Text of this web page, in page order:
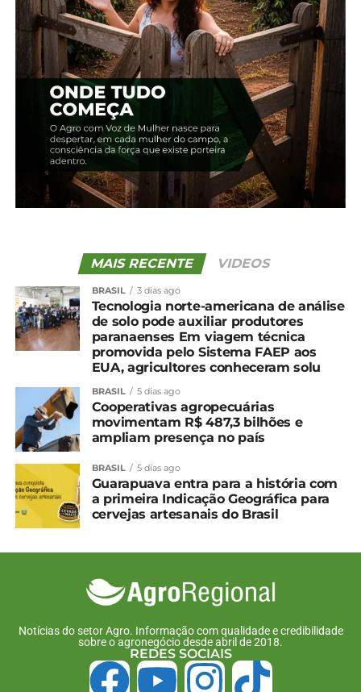
franceses, italianos e poloneses. Hoje, é a segunda
maior cidade da região Centro-Sul e Centro-Oeste
do Paraná, ocupando o 5º lugar em extensão
territorial no estado.
A riqueza hídrica e a formação do relevo
acidentado são fatores responsáveis pela grande
concentração de cachoeiras e saltos no município.
Prudentópolis é cortada por importantes rios,
como o São Francisco, dos Patos, Ivaí, São
Sebastião, São João e Barra Grande, que
Compartilhe isso:
Facebook 18+
Relacionado
Arcanjo, em
Prudentópolis, é o novo
roteiro religioso do
Paraná
Em "Prudentópolis"
Caminho de São Miguel
Arcanjo com 16 igrejas
ucranianas
12 de novembro, 2024
Paraná tem belezas
naturais que encantam
8 de agosto, 2024
Em "Paraná"
MAIS RECENTE VIDEOS
BRASIL 3 dias ago
Tecnologia norte-americana de análise
de solo pode auxiliar produtores
paranaenses Em viagem técnica
promovida pelo Sistema FAEP aos
EUA, agricultores conheceram solu
BRASIL 5 dias ago
Cooperativas agropecuárias
movimentam R$ 487,3 bilhões e
ampliam presença no país
BRASIL 5 dias ago
Guarapuava entra para a história com
a primeira Indicação Geográfica para
cervejas artesanais do Brasil
Notícias do setor Agro. Informação com qualidade e credibilidade
sobre o agronegócio desde abril de 2018.
REDES SOCIAIS